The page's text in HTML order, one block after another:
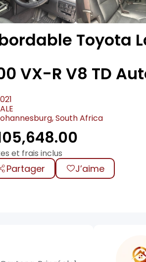
Toyota
VX-R V8 TD
South Africa
et frais inclus
Partager J’aime